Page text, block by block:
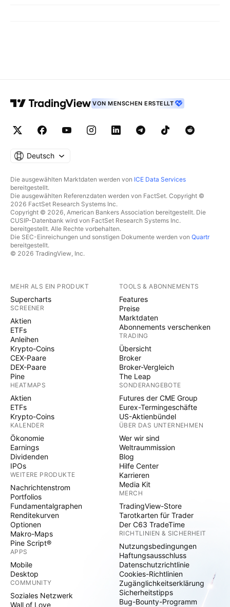
VON MENSCHEN ERSTELLT
Deutsch
Die ausgewählten Marktdaten werden von ICE Data Services
bereitgestellt.
Die ausgewählten Referenzdaten werden von FactSet. Copyright ©
2026 FactSet Research Systems Inc.
Copyright © 2026, American Bankers Association bereitgestellt. Die
CUSIP-Datenbank wird von FactSet Research Systems Inc.
bereitgestellt. Alle Rechte vorbehalten.
Die SEC-Einreichungen und sonstigen Dokumente werden von Quartr
bereitgestellt.
© 2026 TradingView, Inc.
MEHR ALS EIN PRODUKT
Supercharts
SCREENER
Aktien
ETFs
Anleihen
Krypto-Coins
CEX-Paare
DEX-Paare
Pine
HEATMAPS
Aktien
ETFs
Krypto-Coins
KALENDER
Ökonomie
Earnings
Dividenden
IPOs
WEITERE PRODUKTE
Nachrichtenstrom
Portfolios
Fundamentalgraphen
Renditekurven
Optionen
Makro-Maps
Pine Script®
APPS
Mobile
Desktop
COMMUNITY
Soziales Netzwerk
Wall of Love
TOOLS & ABONNEMENTS
Features
Preise
Marktdaten
Abonnements verschenken
TRADING
Übersicht
Broker
Broker-Vergleich
The Leap
SONDERANGEBOTE
Futures der CME Group
Eurex-Termingeschäfte
US-Aktienbündel
ÜBER DAS UNTERNEHMEN
Wer wir sind
Weltraummission
Blog
Hilfe Center
Karrieren
Media Kit
MERCH
TradingView-Store
Tarotkarten für Trader
Der C63 TradeTime
RICHTLINIEN & SICHERHEIT
Nutzungsbedingungen
Haftungsausschluss
Datenschutzrichtlinie
Cookies-Richtlinien
Zugänglichkeitserklärung
Sicherheitstipps
Bug-Bounty-Programm